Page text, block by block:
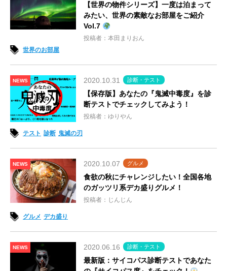
【世界の物件シリーズ】一度は泊まって
みたい、世界の素敵なお部屋をご紹介
Vol.7
投稿者：本田まりおん
世界のお部屋
NEWS 2020.10.31 診断・テスト
【保存版】あなたの『鬼滅中毒度』を診
断テストでチェックしてみよう！
投稿者：ゆりやん
テスト 診断 鬼滅の刃
NEWS 2020.10.07 グルメ
食欲の秋にチャレンジしたい！全国各地
のガッツリ系デカ盛りグルメ！
投稿者：じんじん
グルメ デカ盛り
NEWS 2020.06.16 診断・テスト
最新版：サイコパス診断テストであなた